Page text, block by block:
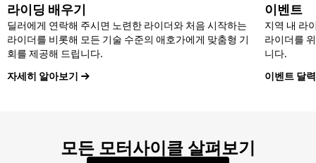
라이딩 배우기
딜러에게 연락해 주시면 노련한 라이더와 처음 시작하는
라이더를 비롯해 모든 기술 수준의 애호가에게 맞춤형 기
회를 제공해 드립니다.
자세히 알아보기
이벤트
지역 내 라
라이더를
니다.
이벤트 달
모든 모터사이클 살펴보기